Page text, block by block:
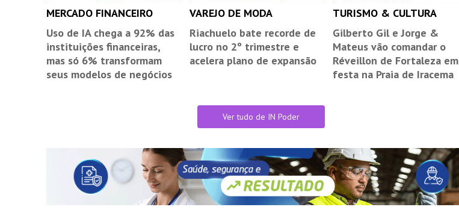
MERCADO FINANCEIRO
Uso de IA chega a 92% das
instituições financeiras,
mas só 6% transformam
seus modelos de negócios
VAREJO DE MODA
Riachuelo bate recorde de
lucro no 2º trimestre e
acelera plano de expansão
TURISMO & CULTURA
Gilberto Gil e Jorge &
Mateus vão comandar o
Réveillon de Fortaleza em
festa na Praia de Iracema
Ver tudo de IN Poder